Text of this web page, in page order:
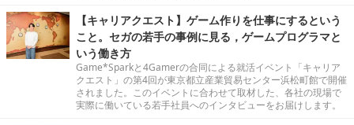
【キャリアクエスト】ゲーム作りを仕事にするという
こと。セガの若手の事例に見る，ゲームプログラマと
いう働き方
Game*Sparkと4Gamerの合同による就活イベント「キャリア
クエスト」の第4回が東京都立産業貿易センター浜松町館で開催
されました。このイベントに合わせて取材した、各社の現場で
実際に働いている若手社員へのインタビューをお届けします。